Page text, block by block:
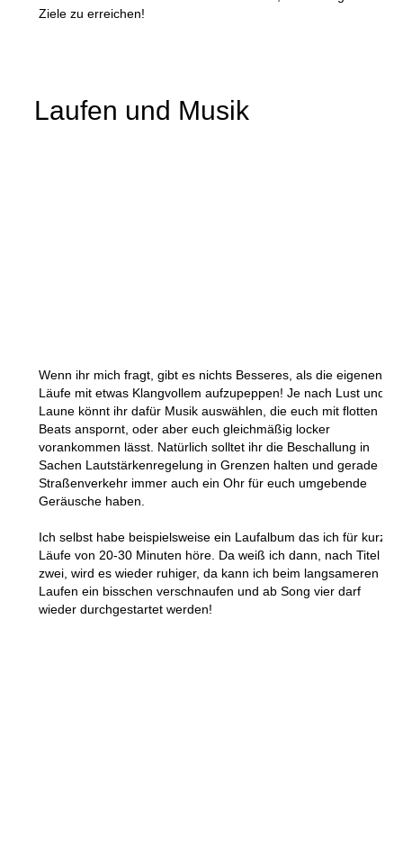
Ziele zu erreichen!
Laufen und Musik
Wenn ihr mich fragt, gibt es nichts Besseres, als die eigenen
Läufe mit etwas Klangvollem aufzupeppen! Je nach Lust und
Laune könnt ihr dafür Musik auswählen, die euch mit flotten
Beats anspornt, oder aber euch gleichmäßig locker
vorankommen lässt. Natürlich solltet ihr die Beschallung in
Sachen Lautstärkenregelung in Grenzen halten und gerade im
Straßenverkehr immer auch ein Ohr für euch umgebende
Geräusche haben.
Ich selbst habe beispielsweise ein Laufalbum das ich für kurze
Läufe von 20-30 Minuten höre. Da weiß ich dann, nach Titel
zwei, wird es wieder ruhiger, da kann ich beim langsameren
Laufen ein bisschen verschnaufen und ab Song vier darf
wieder durchgestartet werden!